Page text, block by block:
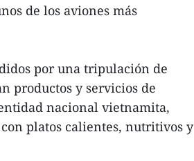
de los aviones más
por una tripulación de
productos y servicios de
nacional vietnamita,
platos calientes, nutritivos y